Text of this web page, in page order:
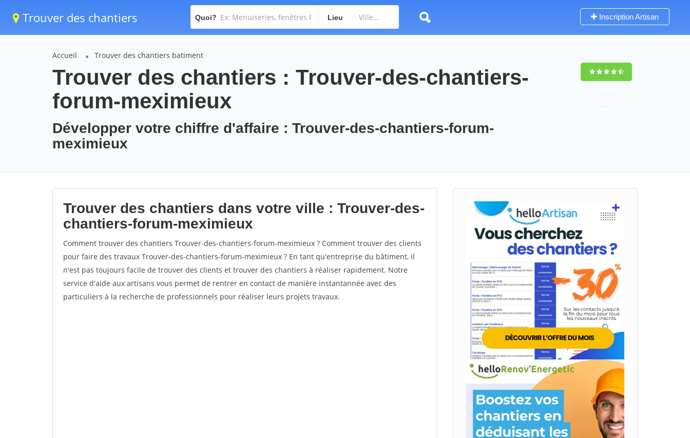
Trouver des chantiers Quoi? Lieu Inscription Artisan
Accueil Trouver des chantiers batiment
Trouver des chantiers : Trouver-des-chantiers-
forum-meximieux
Développer votre chiffre d'affaire : Trouver-des-chantiers-forum-
meximieux
Trouver des chantiers dans votre ville : Trouver-des-
chantiers-forum-meximieux
Comment trouver des chantiers Trouver-des-chantiers-forum-meximieux ? Comment trouver des clients
pour faire des travaux Trouver-des-chantiers-forum-meximieux ? En tant qu'entreprise du bâtiment, il
n'est pas toujours facile de trouver des clients et trouver des chantiers à réaliser rapidement. Notre
service d'aide aux artisans vous permet de rentrer en contact de manière instantannée avec des
particuliers à la recherche de professionnels pour réaliser leurs projets travaux.